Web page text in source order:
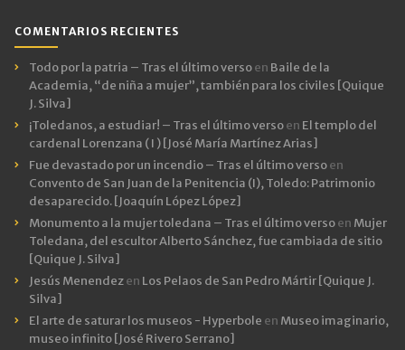
COMENTARIOS RECIENTES
Todo por la patria – Tras el último versoen Baile de la
Academia, “de niña a mujer”, también para los civiles [Quique
J. Silva]
¡Toledanos, a estudiar! – Tras el último versoen El templo del
cardenal Lorenzana ( I ) [José María Martínez Arias]
Fue devastado por un incendio – Tras el último versoen
Convento de San Juan de la Penitencia (I), Toledo: Patrimonio
desaparecido. [Joaquín López López]
Monumento a la mujer toledana – Tras el último versoen Mujer
Toledana, del escultor Alberto Sánchez, fue cambiada de sitio
[Quique J. Silva]
Jesús Menendezen Los Pelaos de San Pedro Mártir [Quique J.
Silva]
El arte de saturar los museos - Hyperbole en Museo imaginario,
museo infinito [José Rivero Serrano]